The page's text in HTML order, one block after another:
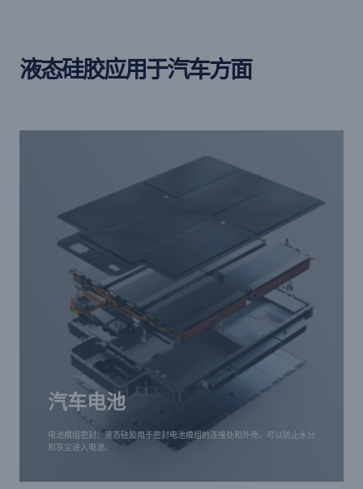
液态硅胶应用于汽车方面
汽车电池
电池模组密封：液态硅胶用于密封电池模组的连接处和外壳，可以防止水分
和灰尘进入电池。
汽车电池
电池模组密封：液态硅胶用于密封电池模组的连接处
和外壳，可以防止水分和灰尘进入电池。